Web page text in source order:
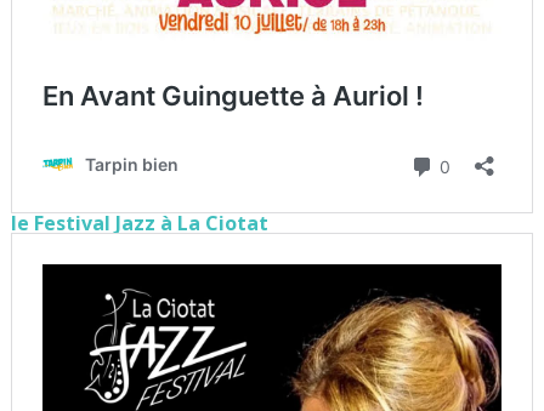
le Festival Jazz à La Ciotat